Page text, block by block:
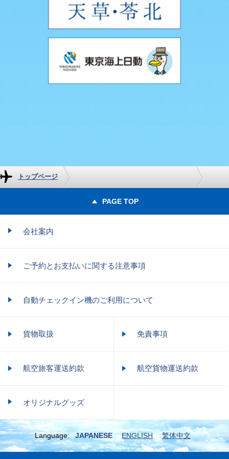
トップページ
PAGE TOP
会社案内
ご予約とお支払いに関する注意事項
自動チェックイン機のご利用について
貨物取扱 免責事項
航空旅客運送約款 航空貨物運送約款
オリジナルグッズ
Language: JAPANESE ENGLISH 繁体中文